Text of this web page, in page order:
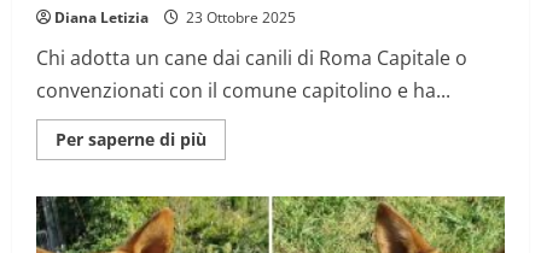
Diana Letizia 23 Ottobre 2025
Chi adotta un cane dai canili di Roma Capitale o
convenzionati con il comune capitolino e ha...
Per saperne di più
informazioni
euro
per
chi